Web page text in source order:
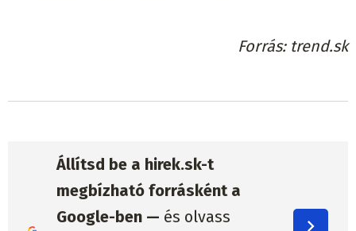
Forrás trend.sk
Állítsd be a hirek.sk-t
megbízható forrásként a
Google-ben — és olvass